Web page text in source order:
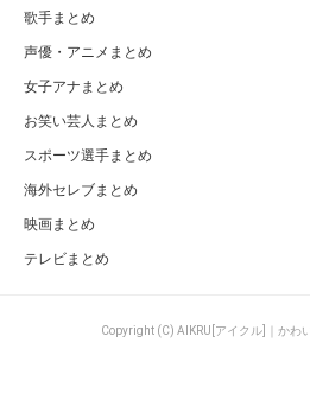
歌手まとめ
声優・アニメまとめ
女子アナまとめ
お笑い芸人まとめ
スポーツ選手まとめ
海外セレブまとめ
映画まとめ
テレビまとめ
Copyright (C) AIKRU[アイクル]｜かわ